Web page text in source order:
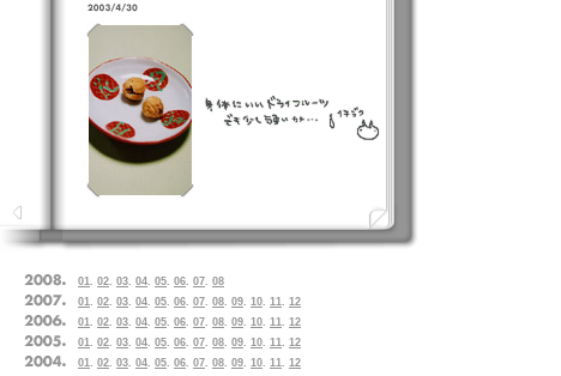
01. 02. 03. 04. 05. 06. 07. 08
01. 02. 03. 04. 05. 06. 07. 08. 09. 10. 11. 12
01. 02. 03. 04. 05. 06. 07. 08. 09. 10. 11. 12
01. 02. 03. 04. 05. 06. 07. 08. 09. 10. 11. 12
01. 02. 03. 04. 05. 06. 07. 08. 09. 10. 11. 12